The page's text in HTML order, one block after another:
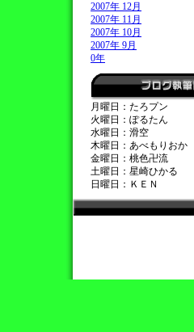
2007年 12月
2007年 11月
2007年 10月
2007年 9月
0年
月曜日：たろプン
火曜日：ぽるたん
水曜日：滑空
木曜日：あべもりおか
金曜日：桃色卍流
土曜日：星崎ひかる
日曜日：ＫＥＮ